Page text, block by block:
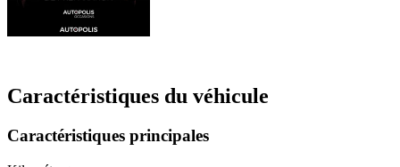
Caractéristiques du véhicule
Caractéristiques principales